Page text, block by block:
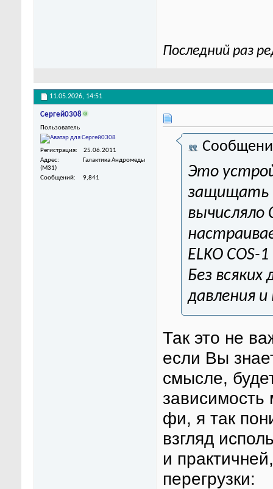
Последний раз
11.05.2026, 14:51
Сергей0308
Пользователь
Регистрация
25.06.2011
Адрес
Галактика Андромеды
(M31)
Сообщений
9,841
Это
защищать
вычисляло
ELKO
Без
давления
Так это не
если Вы
смысле,
зависимость
фи, я так
взгляд
и
перегрузки: